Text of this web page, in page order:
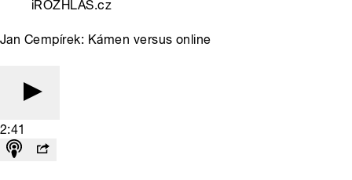
iROZHLAS.cz
Jan Cempírek: Kámen versus online
2:41